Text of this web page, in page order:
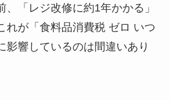
、「レジ改修に約1年かかる」
れが「食料品消費税 ゼロ いつ
影響しているのは間違いあり